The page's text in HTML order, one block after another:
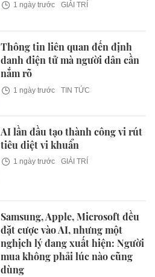
1 ngày trước GIẢI TRÍ
Thông tin liên quan đến định
danh điện tử mà người dân cần
nắm rõ
1 ngày trước TIN TỨC
AI lần đầu tạo thành công vi rút
tiêu diệt vi khuẩn
1 ngày trước GIẢI TRÍ
Samsung, Apple, Microsoft đều
đặt cược vào AI, nhưng một
nghịch lý đang xuất hiện: Người
mua không phải lúc nào cũng
dùng